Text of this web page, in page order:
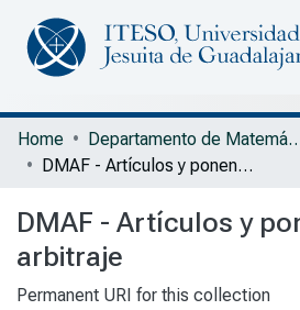
Communities & Collections
All of Repository
Statistics
Portal Biblioteca
Home
Departamento de
DMAF - Artículos y ponencias con arbitraje
DMAF - Artículos y
arbitraje
Permanent URI for this collection